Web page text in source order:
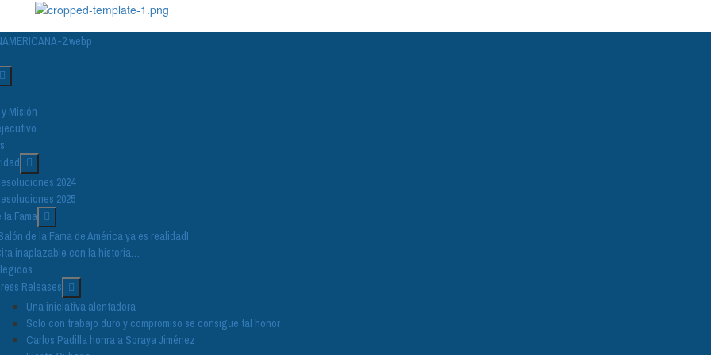
Misión
2024
2025
la Fama
de la Fama de América ya es realidad!
inaplazable con la historia…
Releases
Una iniciativa alentadora
Solo con trabajo duro y compromiso se consigue tal honor
Carlos Padilla honra a Soraya Jiménez